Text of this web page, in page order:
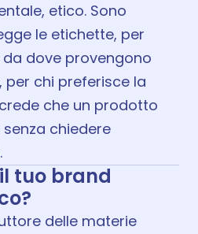
etico. Sono
le etichette, per
dove provengono
per chi preferisce la
che un prodotto
chiedere
tuo brand
delle materie